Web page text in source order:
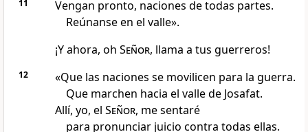
11
Vengan pronto, naciones de todas partes.
Reúnanse en el valle».
¡Y ahora, oh Señor, llama a tus guerreros!
12
«Que las naciones se movilicen para la guerra.
Que marchen hacia el valle de Josafat.
Allí, yo, el Señor, me sentaré
para pronunciar juicio contra todas ellas.